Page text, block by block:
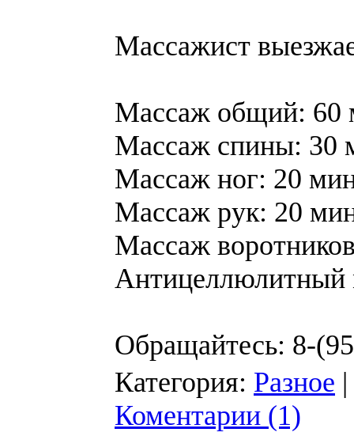
Массажист
Массаж общий: 60
Массаж спины: 30
Массаж ног: 20
Массаж рук: 20
Массаж
Антицеллюлитный
Обращайтесь: 8-
Категория: Разное
Коментарии (1)